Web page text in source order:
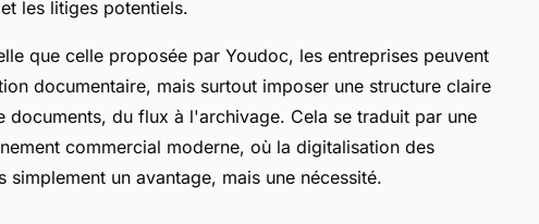
les litiges potentiels.
que celle proposée par Youdoc, les entreprises peuvent
documentaire, mais surtout imposer une structure claire
documents, du flux à l'archivage. Cela se traduit par une
commercial moderne, où la digitalisation des
un avantage, mais une nécessité.